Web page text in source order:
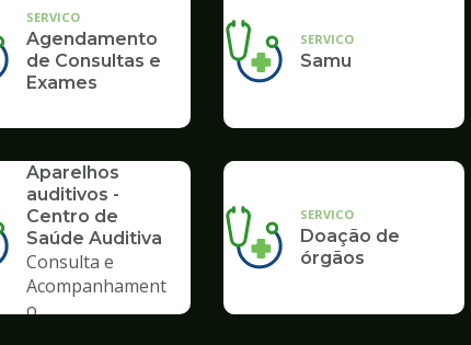
SERVICO
Agendamento
de Consultas e
Exames
SERVICO
Samu
Aparelhos
auditivos -
Centro de
Saúde Auditiva
Consulta e
Acompanhament
o
SERVICO
Doação de
órgãos